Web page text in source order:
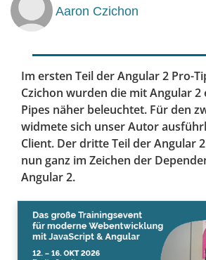
Aaron Czichon
Im ersten Teil der Angular 2 Pro-
Czichon wurden die mit Angular
Pipes näher beleuchtet. Für den
widmete sich unser Autor
Client. Der dritte Teil der Angular
nun ganz im Zeichen der
Angular 2.